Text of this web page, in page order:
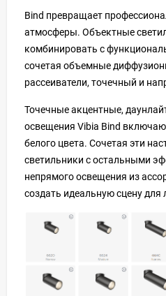
Bind превращает
атмосферы. Объектные
комбинировать с
сочетая объемные
рассеиватели, точечный и
Точечные акцентные,
освещения Vibia Bind
белого цвета. Сочетая эти
светильники с остальными
непрямого освещения из
создать идеальную сцену